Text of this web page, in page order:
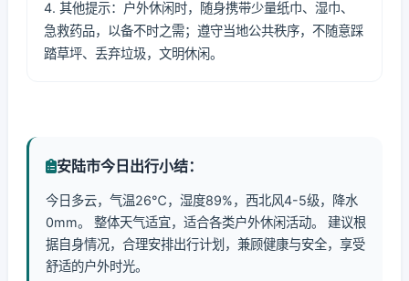
4. 其他提示：户外休闲时，随身携带少量纸巾、湿巾、
急救药品，以备不时之需；遵守当地公共秩序，不随意踩
踏草坪、丢弃垃圾，文明休闲。
安陆市今日出行小结：
今日多云，气温26℃，湿度89%，西北风4-5级，降水
0mm。 整体天气适宜，适合各类户外休闲活动。 建议根
据自身情况，合理安排出行计划，兼顾健康与安全，享受
舒适的户外时光。